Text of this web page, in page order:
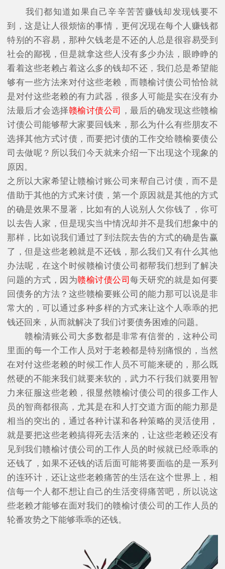
我们都知道如果自己辛辛苦苦赚钱却发现钱要不
到，这是让人很烦恼的事情，更何况现在每个人赚钱都
特别的不容易，那种欠钱老是不还的人总是很容易受到
社会的鄙视，但是就拿这些人没有多少办法，眼睁睁的
看着这些老赖占着这么多的钱却不还，我们总是希望能
够有一些方法来对付这些老赖，而赣榆讨债公司恰恰就
是对付这些老赖的有力武器，很多人可能是实在没有办
法最后才会选择赣榆讨债公司
，最后的确发现这些赣榆
讨债公司能够帮大家要回钱来，那么为什么有些朋友不
选择其他方式讨债，而要把讨债的工作交给赣榆要债公
司去做呢？所以我们今天就来介绍一下出现这个现象的
原因。
之所以大家希望让赣榆讨账公司来帮自己讨债，而不是
借助于其他的方式来讨债，第一个原因就是其他的方式
的确是效果不显著，比如有的人说别人欠你钱了，你可
以去告人家，但是现实当中情况却并不是我们想象中的
那样，比如说我们通过了到法院去告的方式的确是告赢
了，但是这些老赖就是不还钱，那么我们又有什么其他
办法呢，在这个时候赣榆讨债公司都帮我们想到了解决
问题的方式，因为赣榆讨债公司每天研究的就是如何要
回债务的方法？这些赣榆要账公司的能力那可以说是非
常大的，可以通过多种多样的方式来让这个人乖乖的把
钱还回来，从而就解决了我们讨要债务困难的问题。
赣榆清账公司大多数都是非常有信誉的，这种公司
里面的每一个工作人员对于老赖都是特别痛恨的，当然
在对付这些老赖的时候工作人员不可能来硬的，那么既
然硬的不能来我们就要来软的，武力不行我们就要用智
力来征服这些老赖，很显然赣榆讨债公司的很多工作人
员的智商都很高，尤其是在和人打交道方面的能力那是
相当的突出的，通过各种计谋和各种策略的灵活使用，
就是要把这些老赖搞得死去活来的，让这些老赖还没有
见到我们赣榆讨债公司的工作人员的时候就已经乖乖的
还钱了，如果不还钱的话后面可能将要面临的是一系列
的连环计，还让这些老赖痛苦的生活在这个世界上，相
信每一个人都不想让自己的生活变得痛苦吧，所以说这
些老赖才能够在面对我们的赣榆讨债公司的工作人员的
轮番攻势之下能够乖乖的还钱。